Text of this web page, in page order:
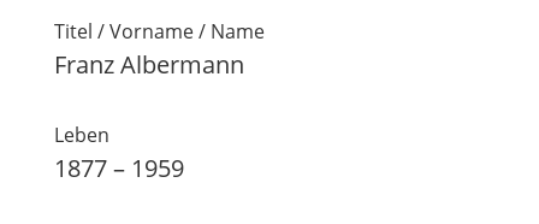
Titel / Vorname / Name
Franz Albermann
Leben
1877 – 1959